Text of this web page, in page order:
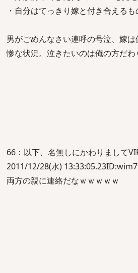
・自分はてっきり嫁と付き合える
男がごめんなさい連呼の号泣、嫁
惨な状況。泣きたいのは俺の方だわ
66：以下、名無しにかわりまして
2011/12/28(水)
両方の親に連絡だなｗｗｗｗｗ